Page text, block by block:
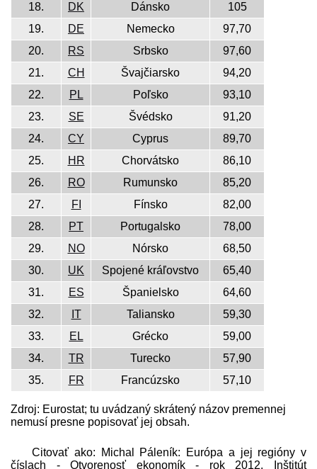
18.
DK Dánsko
105
19.
DE Nemecko
97,70
20.
RS Srbsko
97,60
21.
CH Švajčiarsko
94,20
22.
PL Poľsko
93,10
23.
SE Švédsko
91,20
24.
CY Cyprus
89,70
25.
HR Chorvátsko
86,10
26.
RO Rumunsko
85,20
27.
FI Fínsko
82,00
28.
PT Portugalsko
78,00
29.
NO Nórsko
68,50
30.
UK Spojené kráľovstvo
65,40
31.
ES Španielsko
64,60
32.
IT Taliansko
59,30
33.
EL Grécko
59,00
34.
TR Turecko
57,90
35.
FR Francúzsko 57,10
Zdroj: Eurostat; tu uvádzaný skrátený názov premennej
nemusí presne popisovať jej obsah.
Citovať ako: Michal Páleník: Európa a jej regióny v
číslach - Otvorenosť ekonomík - rok 2012, Inštitút